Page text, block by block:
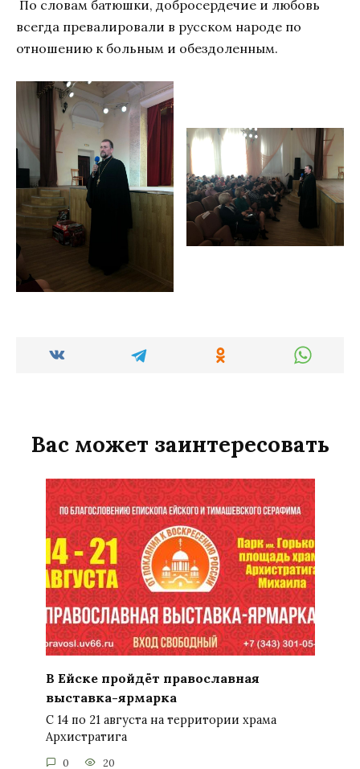
По словам батюшки, добросердечие и любовь
всегда превалировали в русском народе по
отношению к больным и обездоленным.
Вас может заинтересовать
В Ейске пройдёт православная
выставка-ярмарка
С 14 по 21 августа на территории храма
Архистратига
0 20